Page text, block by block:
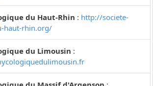
du Haut-Rhin : http://societe-
haut-rhin.org/
du Limousin :